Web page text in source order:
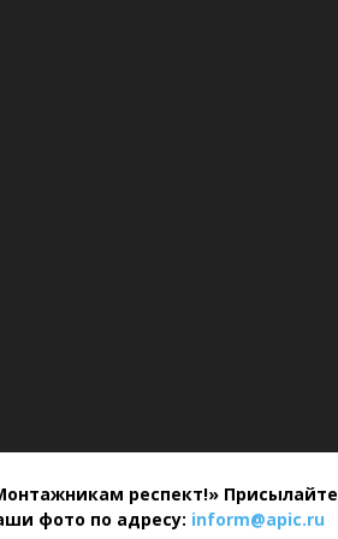
респект!» Присылайте
фото по адресу: inform@apic.ru